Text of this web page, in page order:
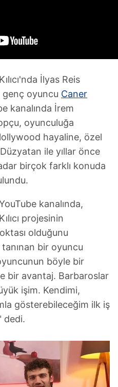
İlyas Reis
oyuncu Caner
kanalında İrem
oyunculuğa
hayaline, özel
ile yıllar önce
birçok farklı konuda
kanalında,
projesinin
olduğunu
bir oyuncu
böyle bir
bir avantaj. Barbaroslar
işim. Kendimi,
gösterebileceğim ilk iş
dedi.